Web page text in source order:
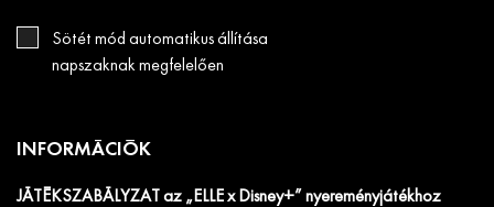
Sötét mód automatikus állítása
napszaknak megfelelően
INFORMÁCIÓK
JÁTÉKSZABÁLYZAT az „ELLE x Disney+” nyereményjátékhoz